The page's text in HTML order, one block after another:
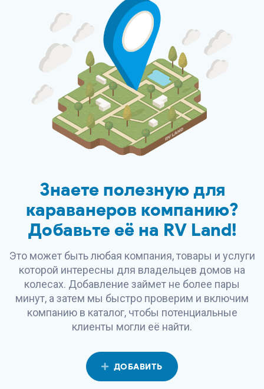
Знаете полезную для
караванеров компанию?
Добавьте её на RV Land!
Это может быть любая компания, товары и услуги
которой интересны для владельцев домов на
колесах. Добавление займет не более пары
минут, а затем мы быстро проверим и включим
компанию в каталог, чтобы потенциальные
клиенты могли её найти.
ДОБАВИТЬ